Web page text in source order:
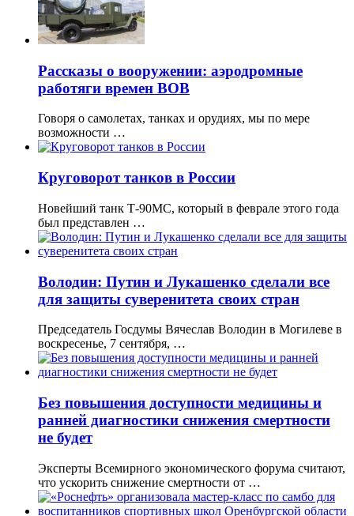
Рассказы о вооружении: аэродромные
работяги времен ВОВ
Говоря о самолетах, танках и орудиях, мы по мере
возможности …
Круговорот танков в России
Новейший танк Т-90МС, который в феврале этого года
был представлен …
Володин: Путин и Лукашенко сделали все
для защиты суверенитета своих стран
Председатель Госдумы Вячеслав Володин в Могилеве в
воскресенье, 7 сентября, …
Без повышения доступности медицины и
ранней диагностики снижения смертности
не будет
Эксперты Всемирного экономического форума считают,
что ускорить снижение смертности от …